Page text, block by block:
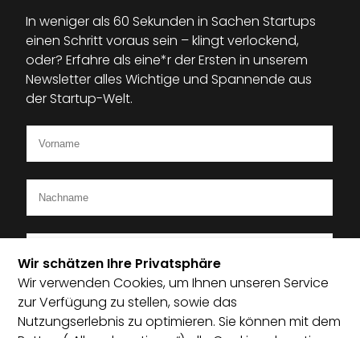
In weniger als 60 Sekunden in Sachen Startups
einen Schritt voraus sein – klingt verlockend,
oder? Erfahre als eine*r der Ersten in unserem
Newsletter alles Wichtige und Spannende aus
der Startup-Welt.
Ich bin Mitglied im Startup-Verband
Ich habe die Datenschutzerklärung zur Kenntnis
Wir schätzen Ihre Privatsphäre
Wir verwenden Cookies, um Ihnen unseren Service
zur Verfügung zu stellen, sowie das
Nutzungserlebnis zu optimieren. Sie können mit dem